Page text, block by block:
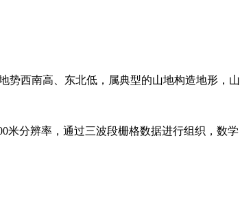
势西南高、东北低，属典型的山地构造地形，山
米分辨率，通过三波段栅格数据进行组织，数学